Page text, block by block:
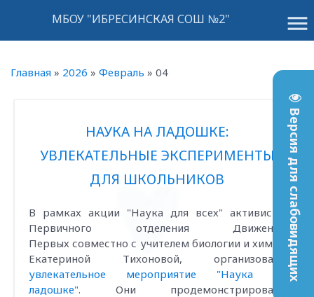
Версия для слабовидящих
menu
МБОУ "ИБРЕСИНСКАЯ СОШ №2"
Главная » 2026 » Февраль » 04
НАУКА НА ЛАДОШКЕ:
УВЛЕКАТЕЛЬНЫЕ ЭКСПЕРИМЕНТЫ
ДЛЯ ШКОЛЬНИКОВ
В рамках акции "Наука для всех" активисты
Первичного отделения Движения
Первых совместно с учителем биологии и химии
Екатериной Тихоновой, организовали
увлекательное мероприятие "Наука на
ладошке". Они продемонстрировали